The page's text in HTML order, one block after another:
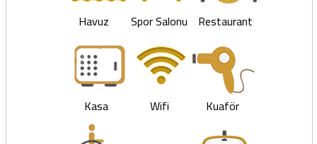
Havuz Spor Salonu Restaurant
Kasa Wifi Kuaför